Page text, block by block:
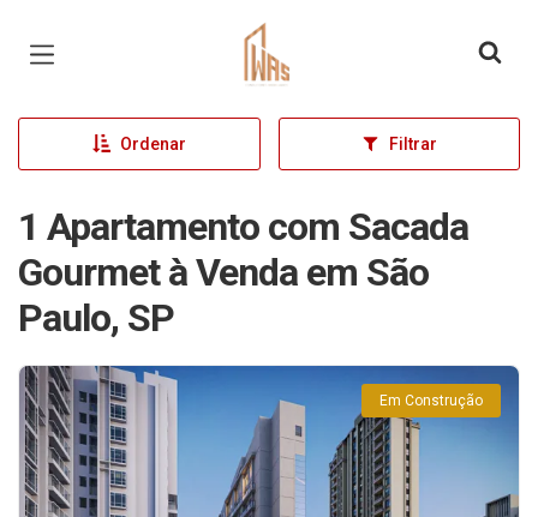
Página inicial
Ordenar Filtrar
1 Apartamento com Sacada
Gourmet à Venda em São
Paulo, SP
Em Construção